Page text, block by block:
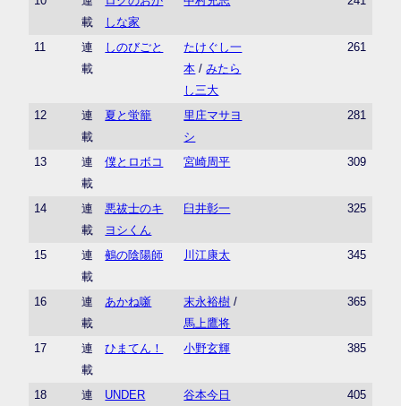
載
しな家
11
連
載
しのびごと
たけぐし一
本 /みたら
し三大
261
12
連
載
夏と蛍籠
里庄マサヨ
シ
281
13
連
載
僕とロボコ 宮崎周平 309
14
連
載
悪祓士のキ
ヨシくん
臼井彰一 325
15
連
載
鵺の陰陽師 川江康太 345
16
連
載
あかね噺 末永裕樹 /
馬上鷹将
365
17
連
載
ひまてん！ 小野玄輝 385
18 連 UNDER 谷本今日 405